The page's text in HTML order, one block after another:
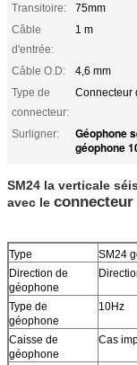
Transitoire:
75mm
Câble
d'entrée:
1 m
Câble O.D:
4,6 mm
Type de
connecteur:
Connecteur
Surligner: Géophone
géophone
SM24 la verticale
avec le connecteur
Type
SM24
Direction de
géophone
Type de
géophone
10Hz
Caisse de
géophone
Cas